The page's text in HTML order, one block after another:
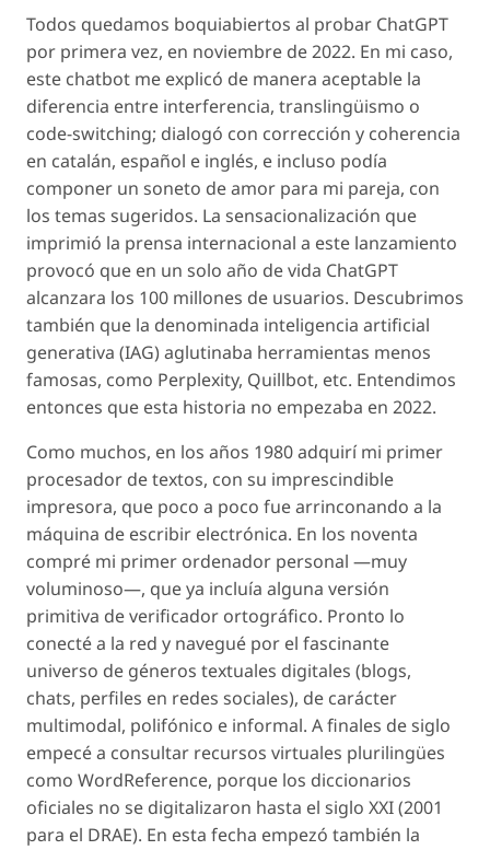
Todos quedamos boquiabiertos al probar ChatGPT
por primera vez, en noviembre de 2022. En mi caso,
este chatbot me explicó de manera aceptable la
diferencia entre interferencia, translingüismo o
code-switching; dialogó con corrección y coherencia
en catalán, español e inglés, e incluso podía
componer un soneto de amor para mi pareja, con
los temas sugeridos. La sensacionalización que
imprimió la prensa internacional a este lanzamiento
provocó que en un solo año de vida ChatGPT
alcanzara los 100 millones de usuarios. Descubrimos
también que la denominada inteligencia artificial
generativa (IAG) aglutinaba herramientas menos
famosas, como Perplexity, Quillbot, etc. Entendimos
entonces que esta historia no empezaba en 2022.
Como muchos, en los años 1980 adquirí mi primer
procesador de textos, con su imprescindible
impresora, que poco a poco fue arrinconando a la
máquina de escribir electrónica. En los noventa
compré mi primer ordenador personal —muy
voluminoso—, que ya incluía alguna versión
primitiva de verificador ortográfico. Pronto lo
conecté a la red y navegué por el fascinante
universo de géneros textuales digitales (blogs,
chats, perfiles en redes sociales), de carácter
multimodal, polifónico e informal. A finales de siglo
empecé a consultar recursos virtuales plurilingües
como WordReference, porque los diccionarios
oficiales no se digitalizaron hasta el siglo XXI (2001
para el DRAE). En esta fecha empezó también la